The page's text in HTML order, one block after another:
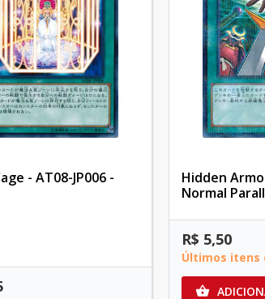
- AT08-JP006 -
Hidden
Normal
R$ 5,50
Últimos itens
